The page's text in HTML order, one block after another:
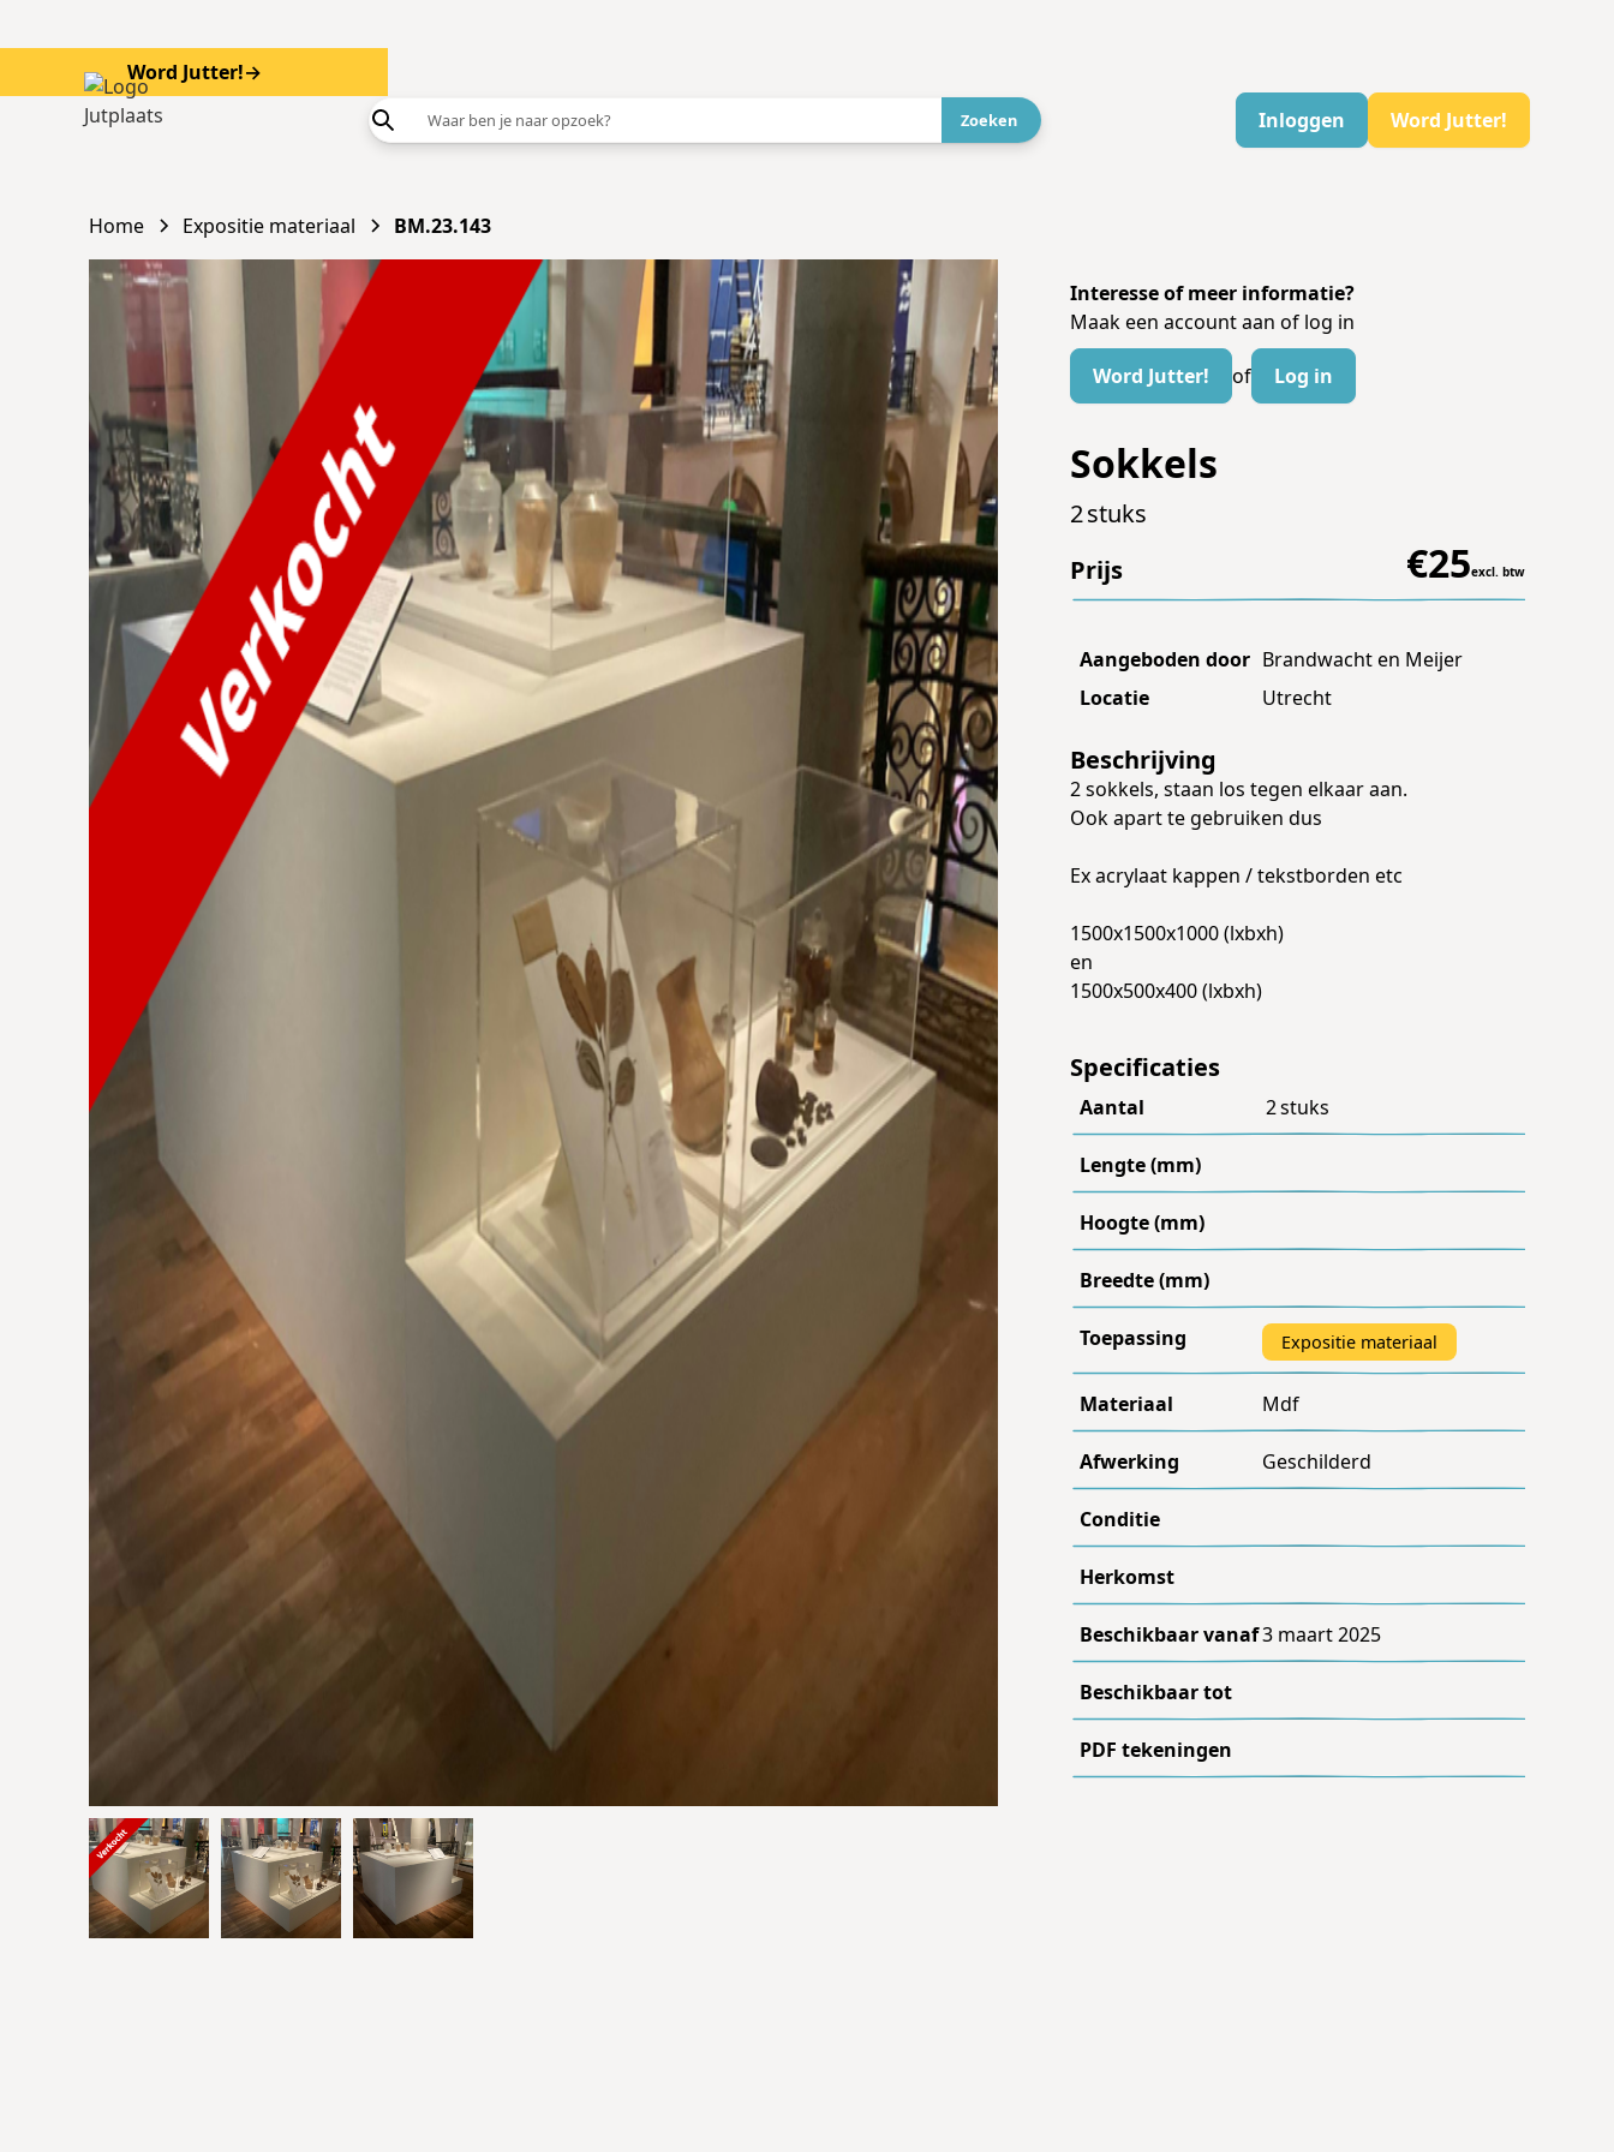
Word Jutter!→
Inloggen
Word Jutter!
Home Expositie materiaal BM.23.143
Interesse of meer informatie?
Maak een account aan of log in
Word Jutter! of Log in
Sokkels
2stuks
Prijs
€25excl. btw
Aangeboden door Brandwacht en Meijer
Locatie
Utrecht
Beschrijving
2 sokkels, staan los tegen elkaar aan.
Ook apart te gebruiken dus
Ex acrylaat kappen / tekstborden etc
1500x1500x1000 (lxbxh)
en
1500x500x400 (lxbxh)
Specificaties
Aantal 2stuks
Lengte (mm)
Hoogte (mm)
Breedte (mm)
Toepassing Expositie materiaal
Materiaal Mdf
Afwerking Geschilderd
Conditie
Herkomst
Beschikbaar vanaf3 maart 2025
Beschikbaar tot
PDF tekeningen